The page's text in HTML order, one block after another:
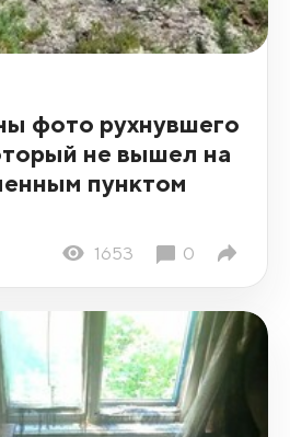
фото рухнувшего
не вышел на
пунктом
1653 0